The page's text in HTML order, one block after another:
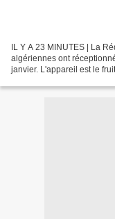
IL Y A 23 MINUTES | La
algériennes ont
janvier. L'appareil est le